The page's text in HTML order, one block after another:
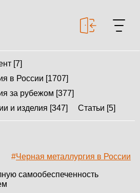
[7]
в России [1707]
за рубежом [377]
и изделия [347]
Статьи [5]
#Черная металлургия в России